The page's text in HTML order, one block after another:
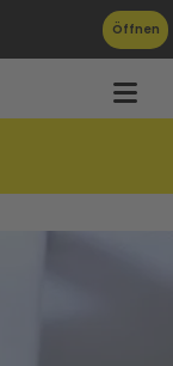
Öffnen